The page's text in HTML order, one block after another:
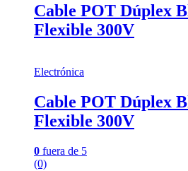
Cable POT Dúplex
Flexible 300V
Electrónica
Cable POT Dúplex
Flexible 300V
0 fuera de 5
(0)